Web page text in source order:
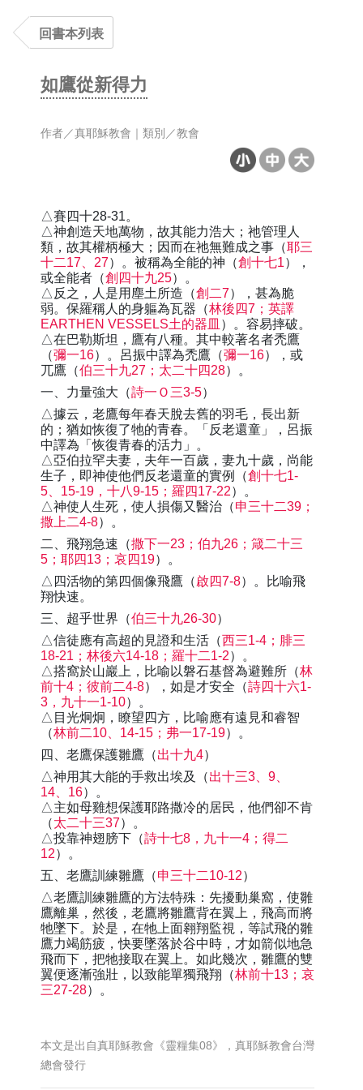
回書本列表
如鷹從新得力
作者／真耶穌教會｜類別／教會
△賽四十28-31。
△神創造天地萬物，故其能力浩大；祂管理人
類，故其權柄極大；因而在祂無難成之事（耶三
十二17、27）。被稱為全能的神（創十七1），
或全能者（創四十九25）。
△反之，人是用塵土所造（創二7），甚為脆
弱。保羅稱人的身軀為瓦器（林後四7；英譯
EARTHEN VESSELS土的器皿 ）。容易摔破。
△在巴勒斯坦，鷹有八種。其中較著名者禿鷹
（彌一16）。呂振中譯為禿鷹（彌一16），或
兀鷹（伯三十九27；太二十四28）。
一、力量強大（詩一Ｏ三3-5）
△據云，老鷹每年春天脫去舊的羽毛，長出新
的；猶如恢復了牠的青春。「反老還童」，呂振
中譯為「恢復青春的活力」。
△亞伯拉罕夫妻，夫年一百歲，妻九十歲，尚能
生子，即神使他們反老還童的實例（創十七1-
5、15-19，十八9-15；羅四17-22）。
△神使人生死，使人損傷又醫治（申三十二39；
撒上二4-8）。
二、飛翔急速（撒下一23；伯九26；箴二十三
5；耶四13；哀四19）。
△四活物的第四個像飛鷹（啟四7-8）。比喻飛
翔快速。
三、超乎世界（伯三十九26-30）
△信徒應有高超的見證和生活（西三1-4；腓三
18-21；林後六14-18；羅十二1-2）。
△搭窩於山巖上，比喻以磐石基督為避難所（林
前十4；彼前二4-8），如是才安全（詩四十六1-
3，九十一1-10）。
△目光炯炯，瞭望四方，比喻應有遠見和睿智
（林前二10、14-15；弗一17-19）。
四、老鷹保護雛鷹（出十九4）
△神用其大能的手救出埃及（出十三3、9、
14、16）。
△主如母雞想保護耶路撒冷的居民，他們卻不肯
（太二十三37）。
△投靠神翅膀下（詩十七8，九十一4；得二
12）。
五、老鷹訓練雛鷹（申三十二10-12）
△老鷹訓練雛鷹的方法特殊：先擾動巢窩，使雛
鷹離巢，然後，老鷹將雛鷹背在翼上，飛高而將
牠墜下。於是，在牠上面翱翔監視，等試飛的雛
鷹力竭筋疲，快要墜落於谷中時，才如箭似地急
飛而下，把牠接取在翼上。如此幾次，雛鷹的雙
翼便逐漸強壯，以致能單獨飛翔（林前十13；哀
三27-28）。
本文是出自真耶穌教會《靈糧集08》，真耶穌教會台灣
總會發行